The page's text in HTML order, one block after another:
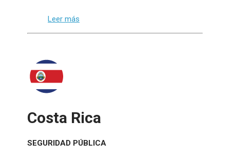
Leer más
Costa Rica
SEGURIDAD PÚBLICA